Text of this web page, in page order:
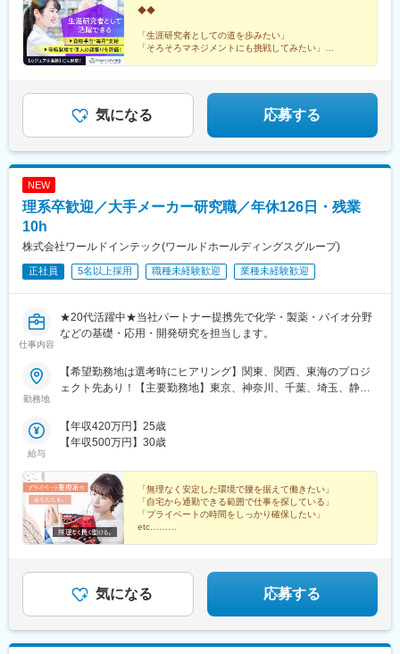
・当社は、東証プライム上場以来、10期連続で増収中のクオール
グループに属しており、主力事業を担っています。
＜社会貢献度の高さ＞
＜頑張りは適切に評価＞
成果に応じた評価制度が整っており、頑張り次第で大幅な年収UP
も目指せます。
＜社宅制度（法人契約）＞
・家賃：一部会社負担
・入居時の引越し費用：会社負担（会社指定業者）
変更の範囲：会社の定める業務
◆◆
「生涯研究者としての道を歩みたい」
「そろそろマネジメントにも挑戦してみたい」
◎カジュアル面談も対応しています。お気軽にご相談く
ださい。
気になる 応募する
NEW
理系卒歓迎／大手メーカー研究職／年休126日・残業
10h
株式会社ワールドインテック(ワールドホールディングスグループ)
正社員 5名以上採用 職種未経験歓迎 業種未経験歓迎
仕事内容
★20代活躍中★当社パートナー提携先で化学・製薬・バイオ分野
などの基礎・応用・開発研究を担当します。
勤務地
【希望勤務地は選考時にヒアリング】関東、関西、東海のプロジ
ェクト先あり！【主要勤務地】東京、神奈川、千葉、埼玉、静
入／全国でスキルを伸ばしたい方も、好きな場所で研究をしたい
方も、ご希望をお聞かせください！詳細は選考時にご案内いたし
給与
【年収420万円】25歳
【年収500万円】30歳
「無理なく安定した環境で腰を据えて働きたい」
「自宅から通勤できる範囲で仕事を探している」
「プライベートの時間をしっかり確保したい」
etc……
気になる 応募する